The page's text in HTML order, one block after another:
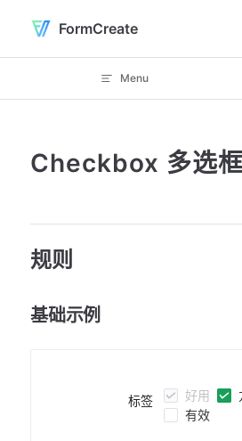
Skip to content
FormCreate
Menu
Checkbox 多选框
规则
基础示例
标签 好用
有效